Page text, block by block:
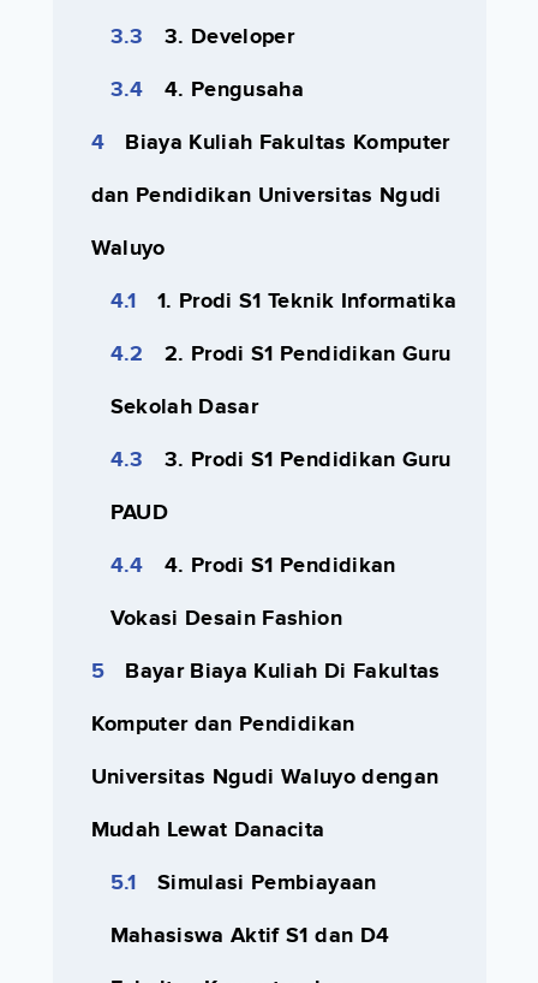
3. Developer
4. Pengusaha
Biaya Kuliah Fakultas Komputer
dan Pendidikan Universitas Ngudi
Waluyo
1. Prodi S1 Teknik Informatika
2. Prodi S1 Pendidikan Guru
Sekolah Dasar
3. Prodi S1 Pendidikan Guru
PAUD
4. Prodi S1 Pendidikan
Vokasi Desain Fashion
Bayar Biaya Kuliah Di Fakultas
Komputer dan Pendidikan
Universitas Ngudi Waluyo dengan
Mudah Lewat Danacita
Simulasi Pembiayaan
Mahasiswa Aktif S1 dan D4